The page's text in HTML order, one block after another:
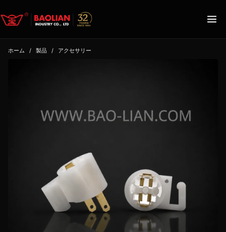
ホーム / 製品 / アクセサリー